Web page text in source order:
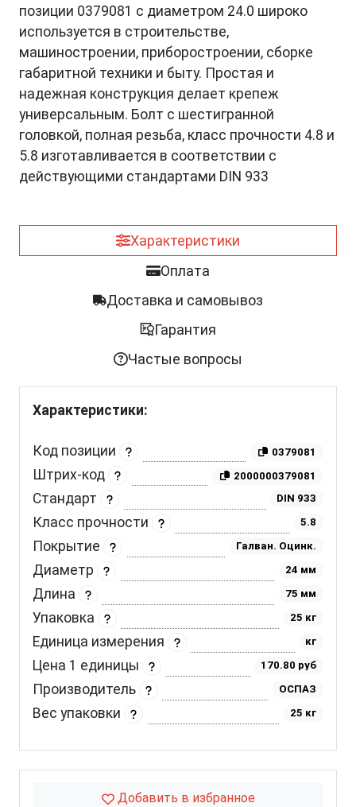
позиции 0379081 с диаметром 24.0 широко
используется в строительстве,
машиностроении, приборостроении, сборке
габаритной техники и быту. Простая и
надежная конструкция делает крепеж
универсальным. Болт с шестигранной
головкой, полная резьба, класс прочности 4.8 и
5.8 изготавливается в соответствии с
действующими стандартами DIN 933
Характеристики
Оплата
Доставка и самовывоз
Гарантия
Частые вопросы
Характеристики:
Код позиции 0379081
Штрих-код 2000000379081
Стандарт DIN 933
Класс прочности 5.8
Покрытие Галван. Оцинк.
Диаметр 24 мм
Длина 75 мм
Упаковка 25 кг
Единица измерения кг
Цена 1 единицы 170.80 руб
Производитель ОСПАЗ
Вес упаковки 25 кг
Добавить в избранное